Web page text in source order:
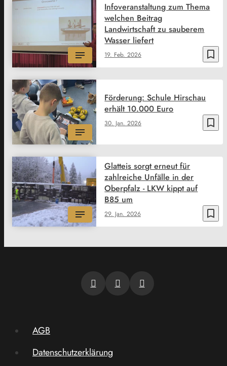
bookmark_border
19. Feb. 2026
Infoveranstaltung zum Thema
welchen Beitrag
Landwirtschaft zu sauberem
Wasser liefert
bookmark_border
30. Jan. 2026
Förderung: Schule Hirschau
erhält 10.000 Euro
bookmark_border
29. Jan. 2026
Glatteis sorgt erneut für
zahlreiche Unfälle in der
Oberpfalz - LKW kippt auf
B85 um
AGB
Datenschutzerklärung